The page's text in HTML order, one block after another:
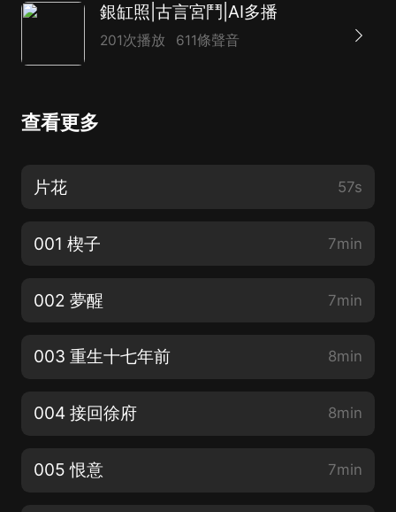
銀缸照|古言宮鬥|AI多播
201次播放 611條聲音
查看更多
片花 57s
001 楔子 7min
002 夢醒 7min
003 重生十七年前 8min
004 接回徐府 8min
005 恨意 7min